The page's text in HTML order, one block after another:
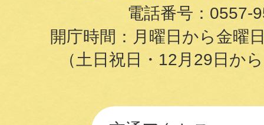
電話番号： 0557-
開庁時間：月曜日から金曜
（土日祝日・12月29日か